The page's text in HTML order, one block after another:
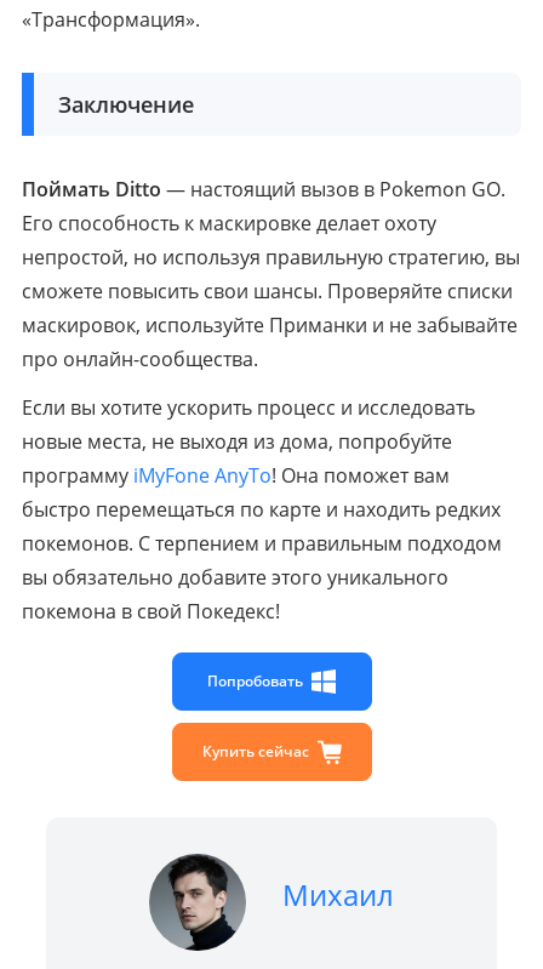
«Трансформация».
Заключение
Поймать Ditto — настоящий вызов в Pokemon GO.
Его способность к маскировке делает охоту
непростой, но используя правильную стратегию, вы
сможете повысить свои шансы. Проверяйте списки
маскировок, используйте Приманки и не забывайте
про онлайн-сообщества.
Если вы хотите ускорить процесс и исследовать
новые места, не выходя из дома, попробуйте
программу iMyFone AnyTo! Она поможет вам
быстро перемещаться по карте и находить редких
покемонов. С терпением и правильным подходом
вы обязательно добавите этого уникального
покемона в свой Покедекс!
Попробовать
Купить сейчас
Михаил